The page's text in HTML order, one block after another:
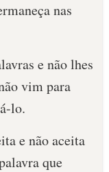
nas
e não lhes
vim para
lo.
e não aceita
que